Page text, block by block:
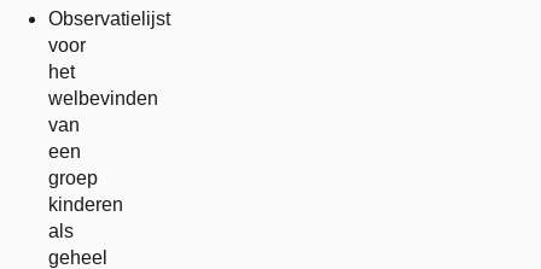
Observatielijst
voor
het
welbevinden
van
een
groep
kinderen
als
geheel